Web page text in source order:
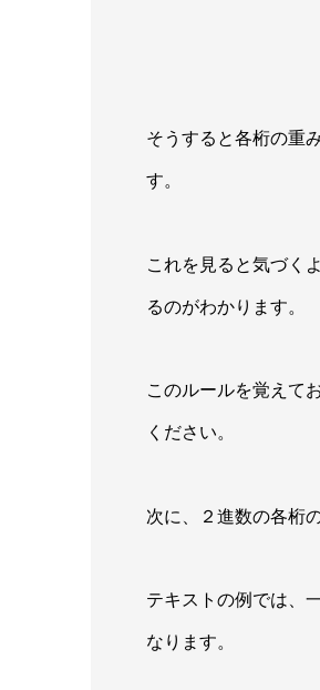
そうすると各桁の重
す。
これを見ると気づく
るのがわかります。
このルールを覚えて
ください。
次に、 ２進数の各桁
テキストの例では、
なります。